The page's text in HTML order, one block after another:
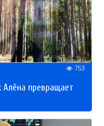
753
Алёна превращает